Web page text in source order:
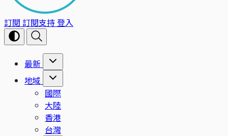
訂閱 訂閱支持登入
最新
地域
國際
大陸
香港
台灣